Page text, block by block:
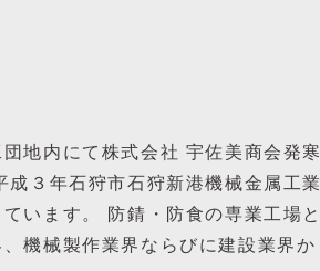
地内にて株式会社 宇佐美商会発寒
３年石狩市石狩新港機械金属工業
います。 防錆・防食の専業工場と
機械製作業界ならびに建設業界か